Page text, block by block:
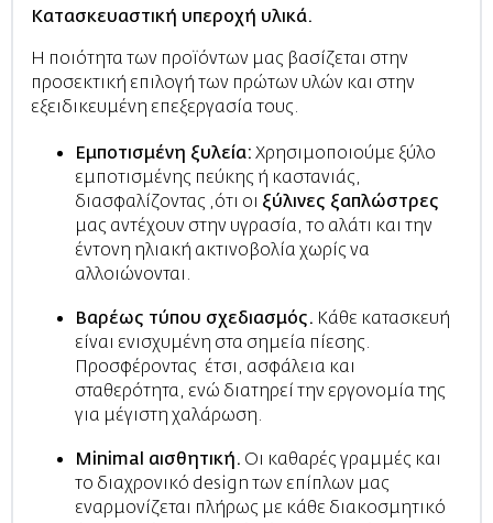
Κατασκευαστική υπεροχή υλικά.
Η ποιότητα των προϊόντων μας βασίζεται στην
προσεκτική επιλογή των πρώτων υλών και στην
εξειδικευμένη επεξεργασία τους.
Εμποτισμένη ξυλεία: Χρησιμοποιούμε ξύλο
εμποτισμένης πεύκης ή καστανιάς,
διασφαλίζοντας ,ότι οι ξύλινες ξαπλώστρες
μας αντέχουν στην υγρασία, το αλάτι και την
έντονη ηλιακή ακτινοβολία χωρίς να
αλλοιώνονται.
Βαρέως τύπου σχεδιασμός. Κάθε κατασκευή
είναι ενισχυμένη στα σημεία πίεσης.
Προσφέροντας έτσι, ασφάλεια και
σταθερότητα, ενώ διατηρεί την εργονομία της
για μέγιστη χαλάρωση.
Minimal αισθητική. Οι καθαρές γραμμές και
το διαχρονικό design των επίπλων μας
εναρμονίζεται πλήρως με κάθε διακοσμητικό